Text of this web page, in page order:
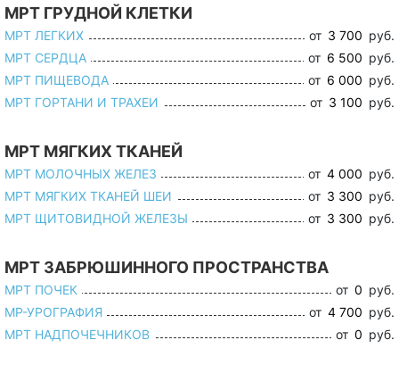
МРТ ГРУДНОЙ КЛЕТКИ
МРТ ЛЕГКИХ от 3 700 руб.
МРТ СЕРДЦА
от 6 500 руб.
МРТ ПИЩЕВОДА
от 6 000 руб.
МРТ ГОРТАНИ И ТРАХЕИ
от 3 100 руб.
МРТ МЯГКИХ ТКАНЕЙ
МРТ МОЛОЧНЫХ ЖЕЛЕЗ от 4 000 руб.
МРТ МЯГКИХ ТКАНЕЙ ШЕИ
от 3 300 руб.
МРТ ЩИТОВИДНОЙ ЖЕЛЕЗЫ
от 3 300 руб.
МРТ ЗАБРЮШИННОГО ПРОСТРАНСТВА
МРТ ПОЧЕК от 0 руб.
МР-УРОГРАФИЯ
от 4 700 руб.
МРТ НАДПОЧЕЧНИКОВ
от 0 руб.